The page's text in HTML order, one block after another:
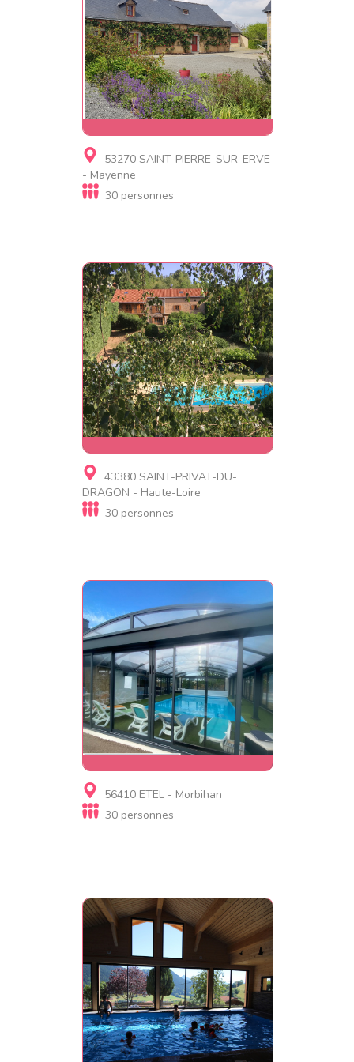
Gite, Gite de luxe
GRAND GITE AVEC PISCINE
53270 SAINT-PIERRE-SUR-ERVE
- Mayenne
30 personnes
Gite
Gîte de Praboute
43380 SAINT-PRIVAT-DU-
DRAGON - Haute-Loire
30 personnes
Gite
Villa KEROMER
56410 ETEL - Morbihan
30 personnes